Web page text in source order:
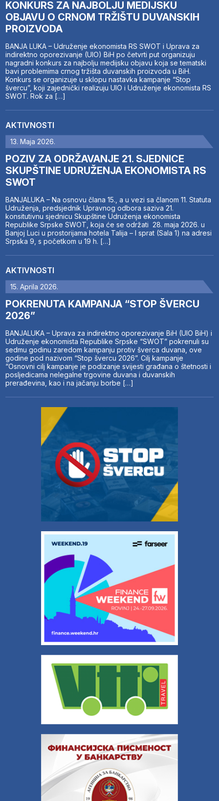
KONKURS ZA NAJBOLJU MEDIJSKU
OBJAVU O CRNOM TRŽIŠTU DUVANSKIH
PROIZVODA
BANJA LUKA – Udruženje ekonomista RS SWOT i Uprava za
indirektno oporezivanje (UIO) BiH po četvrti put organizuju
nagradni konkurs za najbolju medijsku objavu koja se tematski
bavi problemima crnog tržišta duvanskih proizvoda u BiH.
Konkurs se organizuje u sklopu nastavka kampanje “Stop
švercu”, koji zajednički realizuju UIO i Udruženje ekonomista RS
SWOT. Rok za […]
AKTIVNOSTI
13. Maja 2026.
POZIV ZA ODRŽAVANJE 21. SJEDNICE
SKUPŠTINE UDRUŽENJA EKONOMISTA RS
SWOT
BANJALUKA – Na osnovu člana 15., a u vezi sa članom 11. Statuta
Udruženja, predsjednik Upravnog odbora saziva 21.
konsitutivnu sjednicu Skupštine Udruženja ekonomista
Republike Srpske SWOT, koja će se održati 28. maja 2026. u
Banjoj Luci u prostorijama hotela Talija – I sprat (Sala 1) na adresi
Srpska 9, s početkom u 19 h. […]
AKTIVNOSTI
15. Aprila 2026.
POKRENUTA KAMPANJA “STOP ŠVERCU
2026”
BANJALUKA – Uprava za indirektno oporezivanje BiH (UIO BiH) i
Udruženje ekonomista Republike Srpske “SWOT” pokrenuli su
sedmu godinu zaredom kampanju protiv šverca duvana, ove
godine pod nazivom “Stop švercu 2026”. Cilj kampanje
“Osnovni cilj kampanje je podizanje svijesti građana o štetnosti i
posljedicama nelegalne trgovine duvana i duvanskih
prerađevina, kao i na jačanju borbe […]